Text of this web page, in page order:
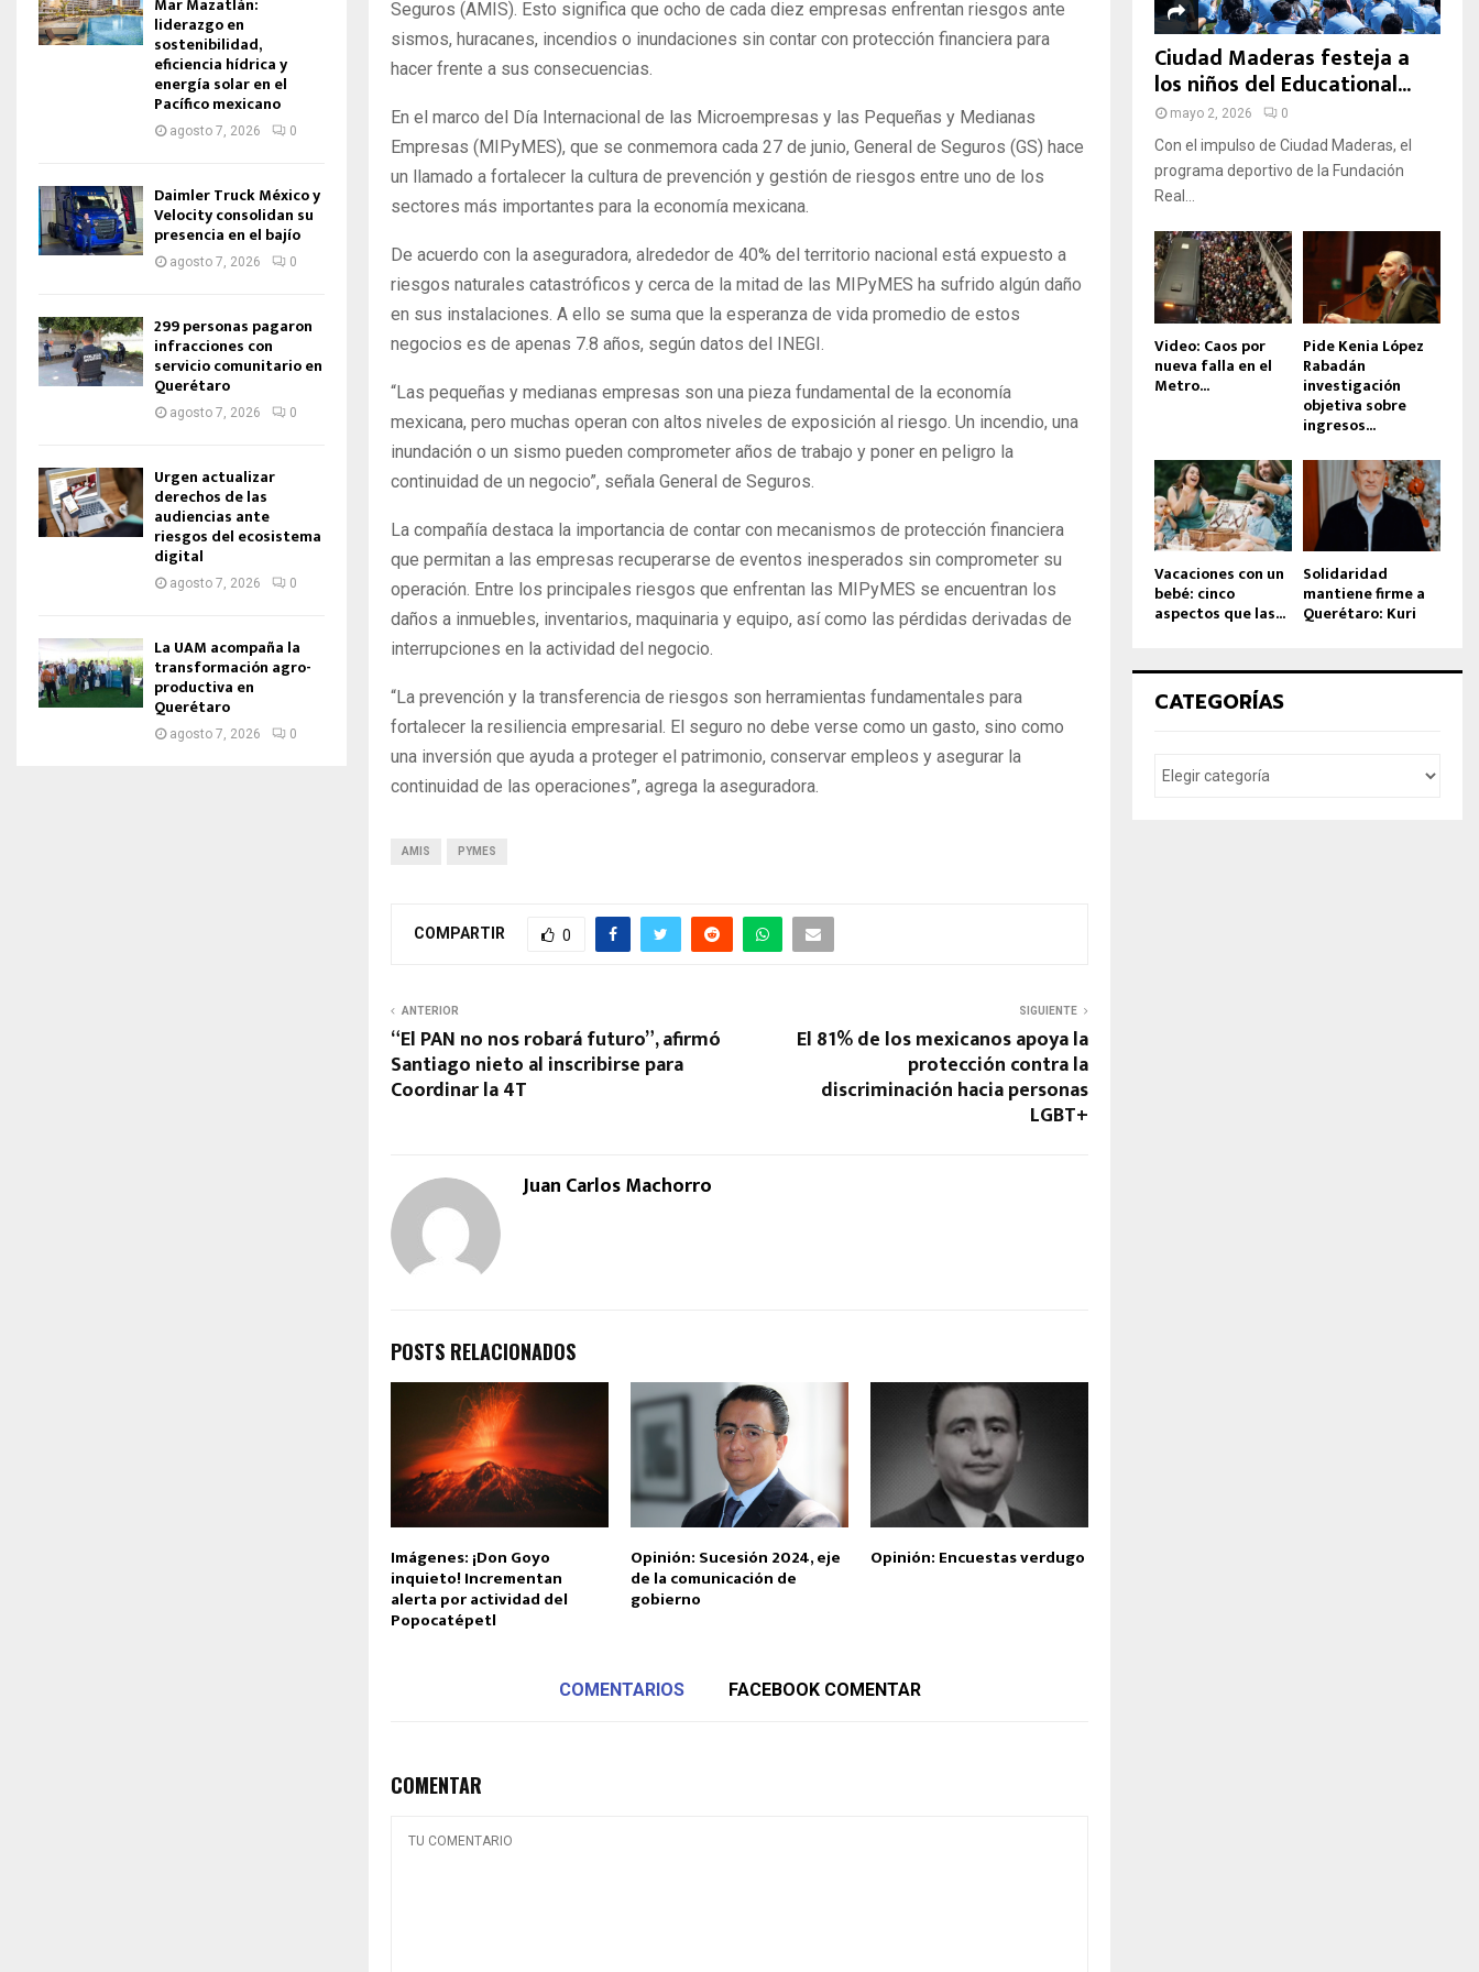
Seguros (AMIS). Esto significa que ocho de cada diez empresas enfrentan riesgos ante
sismos, huracanes, incendios o inundaciones sin contar con protección financiera para
hacer frente a sus consecuencias.
En el marco del Día Internacional de las Microempresas y las Pequeñas y Medianas
Empresas (MIPyMES), que se conmemora cada 27 de junio, General de Seguros (GS) hace
un llamado a fortalecer la cultura de prevención y gestión de riesgos entre uno de los
sectores más importantes para la economía mexicana.
De acuerdo con la aseguradora, alrededor de 40% del territorio nacional está expuesto a
riesgos naturales catastróficos y cerca de la mitad de las MIPyMES ha sufrido algún daño
en sus instalaciones. A ello se suma que la esperanza de vida promedio de estos
negocios es de apenas 7.8 años, según datos del INEGI.
“Las pequeñas y medianas empresas son una pieza fundamental de la economía
mexicana, pero muchas operan con altos niveles de exposición al riesgo. Un incendio, una
inundación o un sismo pueden comprometer años de trabajo y poner en peligro la
continuidad de un negocio”, señala General de Seguros.
La compañía destaca la importancia de contar con mecanismos de protección financiera
que permitan a las empresas recuperarse de eventos inesperados sin comprometer su
operación. Entre los principales riesgos que enfrentan las MIPyMES se encuentran los
daños a inmuebles, inventarios, maquinaria y equipo, así como las pérdidas derivadas de
interrupciones en la actividad del negocio.
“La prevención y la transferencia de riesgos son herramientas fundamentales para
fortalecer la resiliencia empresarial. El seguro no debe verse como un gasto, sino como
una inversión que ayuda a proteger el patrimonio, conservar empleos y asegurar la
continuidad de las operaciones”, agrega la aseguradora.
AMIS PYMES
COMPARTIR 0
ANTERIOR
“El PAN no nos robará futuro”, afirmó
Santiago nieto al inscribirse para
Coordinar la 4T
SIGUIENTE
El 81% de los mexicanos apoya la
protección contra la
discriminación hacia personas
LGBT+
Juan Carlos Machorro
POSTS RELACIONADOS
Imágenes: ¡Don Goyo
inquieto! Incrementan
alerta por actividad del
Popocatépetl
Opinión: Sucesión 2024, eje
de la comunicación de
gobierno
Opinión: Encuestas verdugo
COMENTARIOS FACEBOOK COMENTAR
COMENTAR
liderazgo en
sostenibilidad,
eficiencia hídrica y
energía solar en el
Pacífico mexicano
agosto 7, 2026 0
Daimler Truck México y
Velocity consolidan su
presencia en el bajío
agosto 7, 2026 0
299 personas pagaron
infracciones con
servicio comunitario en
Querétaro
agosto 7, 2026 0
Urgen actualizar
derechos de las
audiencias ante
riesgos del ecosistema
digital
agosto 7, 2026 0
La UAM acompaña la
transformación agro-
productiva en
Querétaro
agosto 7, 2026 0
Ciudad Maderas festeja a
los niños del Educational...
mayo 2, 2026 0
Con el impulso de Ciudad Maderas, el
programa deportivo de la Fundación
Real...
Video: Caos por
nueva falla en el
Metro...
Pide Kenia López
Rabadán
investigación
objetiva sobre
ingresos...
Vacaciones con un
bebé: cinco
aspectos que las...
Solidaridad
mantiene firme a
Querétaro: Kuri
CATEGORÍAS